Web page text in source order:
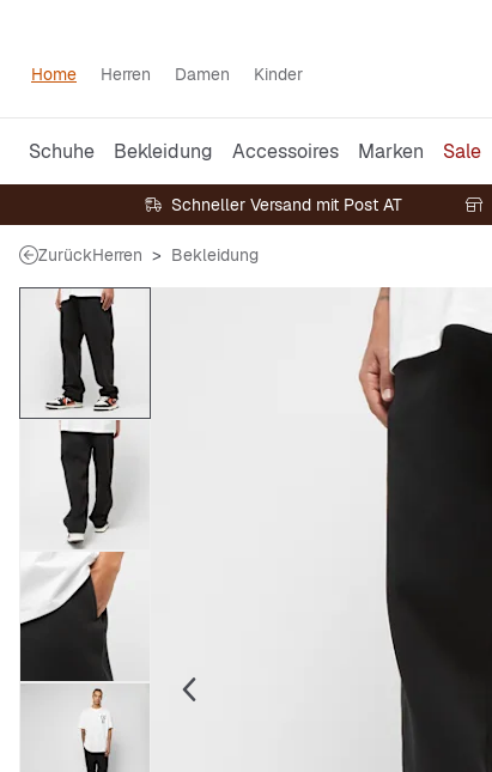
Home Herren Damen Kinder
Schuhe Bekleidung Accessoires Marken Sale
Schneller Versand mit Post AT
ZurückHerren Bekleidung